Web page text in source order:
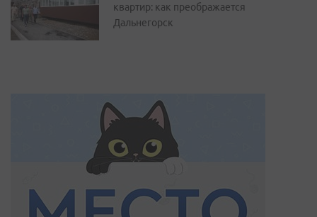
квартир: как преображается
Дальнегорск